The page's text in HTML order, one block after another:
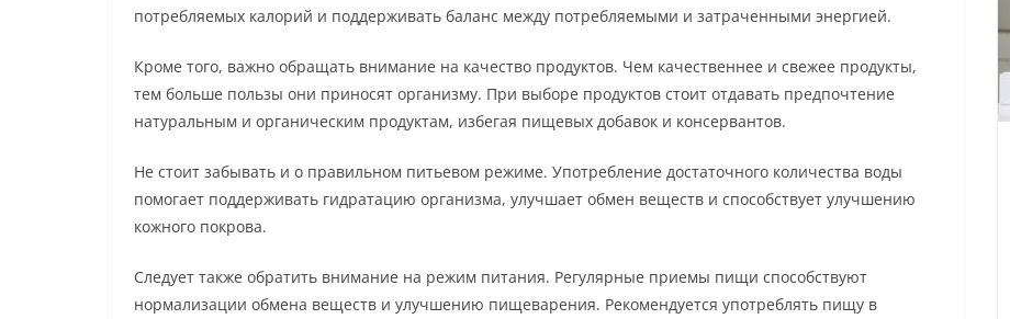
потребляемых калорий и поддерживать баланс между потребляемыми и затраченными энергией.
Кроме того, важно обращать внимание на качество продуктов. Чем качественнее и свежее продукты,
тем больше пользы они приносят организму. При выборе продуктов стоит отдавать предпочтение
натуральным и органическим продуктам, избегая пищевых добавок и консервантов.
Не стоит забывать и о правильном питьевом режиме. Употребление достаточного количества воды
помогает поддерживать гидратацию организма, улучшает обмен веществ и способствует улучшению
кожного покрова.
Следует также обратить внимание на режим питания. Регулярные приемы пищи способствуют
нормализации обмена веществ и улучшению пищеварения. Рекомендуется употреблять пищу в